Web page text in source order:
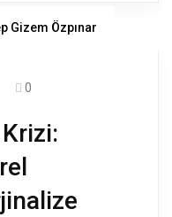
Gizem Özpınar
0